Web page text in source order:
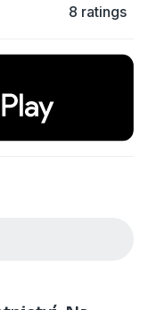
8 ratings